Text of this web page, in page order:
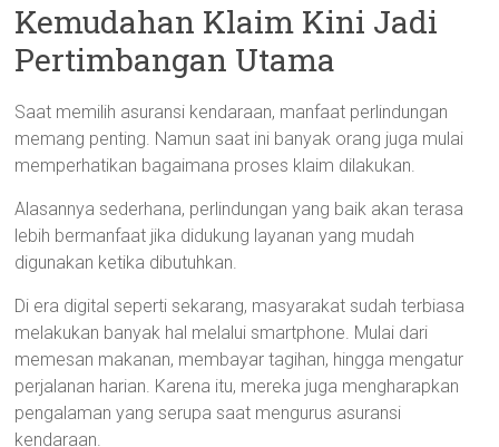
Kemudahan Klaim Kini Jadi
Pertimbangan Utama
Saat memilih asuransi kendaraan, manfaat perlindungan
memang penting. Namun saat ini banyak orang juga mulai
memperhatikan bagaimana proses klaim dilakukan.
Alasannya sederhana, perlindungan yang baik akan terasa
lebih bermanfaat jika didukung layanan yang mudah
digunakan ketika dibutuhkan.
Di era digital seperti sekarang, masyarakat sudah terbiasa
melakukan banyak hal melalui smartphone. Mulai dari
memesan makanan, membayar tagihan, hingga mengatur
perjalanan harian. Karena itu, mereka juga mengharapkan
pengalaman yang serupa saat mengurus asuransi
kendaraan.